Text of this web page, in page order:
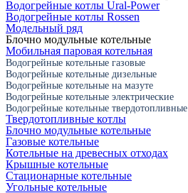
Водогрейные котлы Ural-Power
Водогрейные котлы Rossen
Модельный ряд
Блочно модульные котельные
Мобильная паровая котельная
Водогрейные котельные газовые
Водогрейные котельные дизельные
Водогрейные котельные на мазуте
Водогрейные котельные электрические
Водогрейные котельные твердотопливные
Твердотопливные котлы
Блочно модульные котельные
Газовые котельные
Котельные на древесных отходах
Крышные котельные
Стационарные котельные
Угольные котельные